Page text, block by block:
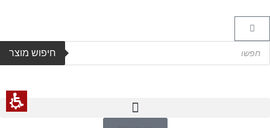
דקורטיבי
לעיצוב
קירות
ותקרות
-
חיפוש מוצר